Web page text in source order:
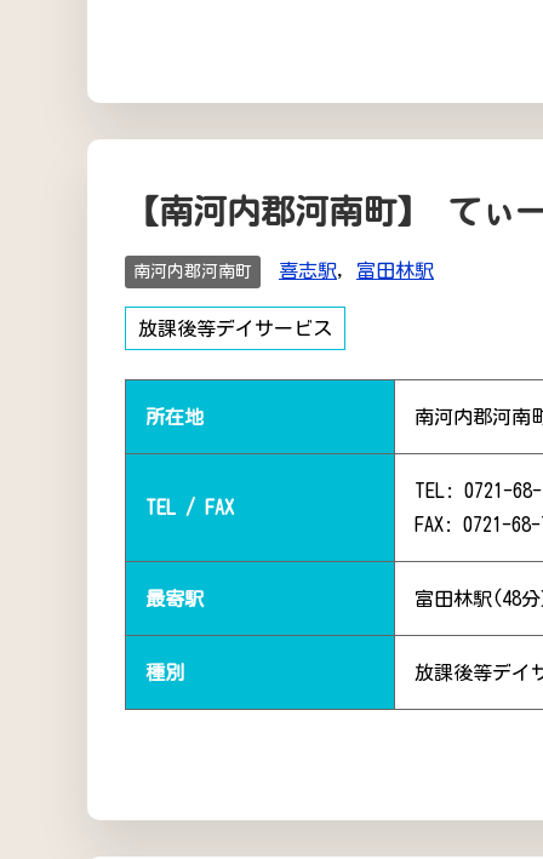
【南河内郡河南町】 てぃ
南河内郡河南町 喜志駅, 富田林駅
放課後等デイサービス
所在地 南河内郡河南
TEL / FAX
TEL: 0721-68-
FAX: 0721-68-
最寄駅 富田林駅(48
種別 放課後等デイ